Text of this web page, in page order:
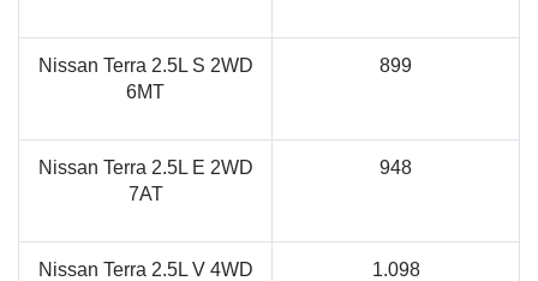
Nissan Terra 2.5L S 2WD
6MT
899
Nissan Terra 2.5L E 2WD
7AT
948
Nissan Terra 2.5L V 4WD
1.098